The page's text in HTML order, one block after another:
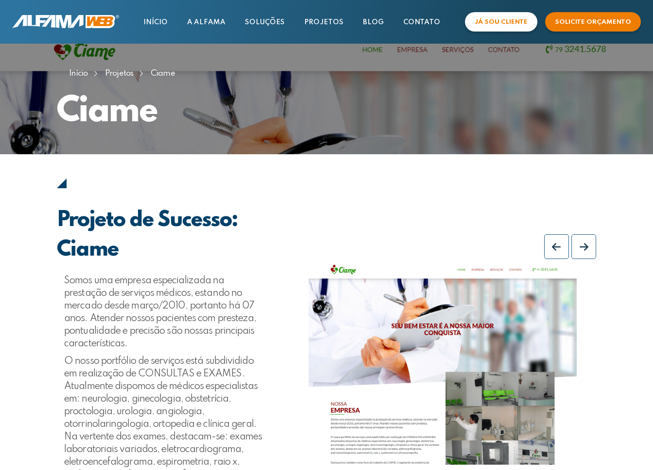
INÍCIO A ALFAMA SOLUÇÕES PROJETOS BLOG CONTATO JÁ SOU CLIENTE SOLICITE ORÇAMENTO
Início Projetos Ciame
Ciame
Projeto de Sucesso:
Ciame
Somos uma empresa especializada na
prestação de serviços médicos, estando no
mercado desde março/2010, portanto há 07
anos. Atender nossos pacientes com presteza,
pontualidade e precisão são nossas principais
características.
O nosso portfólio de serviços está subdividido
em realização de CONSULTAS e EXAMES.
Atualmente dispomos de médicos especialistas
em: neurologia, ginecologia, obstetrícia,
proctologia, urologia, angiologia,
otorrinolaringologia, ortopedia e clínica geral.
Na vertente dos exames, destacam-se: exames
laboratoriais variados, eletrocardiograma,
eletroencefalograma, espirometria, raio x,